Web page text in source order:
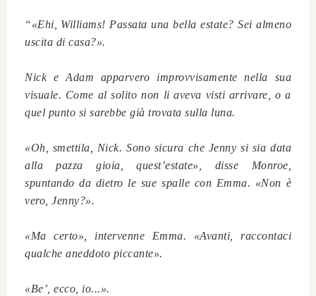
“«Ehi, Williams! Passata una bella estate? Sei almeno
uscita di casa?».
Nick e Adam apparvero improvvisamente nella sua
visuale. Come al solito non li aveva visti arrivare, o a
quel punto si sarebbe già trovata sulla luna.
«Oh, smettila, Nick. Sono sicura che Jenny si sia data
alla pazza gioia, quest’estate», disse Monroe,
spuntando da dietro le sue spalle con Emma. «Non è
vero, Jenny?».
«Ma certo», intervenne Emma. «Avanti, raccontaci
qualche aneddoto piccante».
«Be’, ecco, io...».